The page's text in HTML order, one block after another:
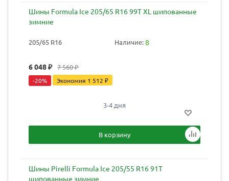
Шины Formula Ice 205/65 R16 99T XL шипованные
зимние
205/65 R16 Наличие:8
6 048₽ 7 560₽
-20% Экономия 1 512 ₽
3-4 дня
В корзину
Шины Pirelli Formula Ice 205/55 R16 91T
шипованные зимние